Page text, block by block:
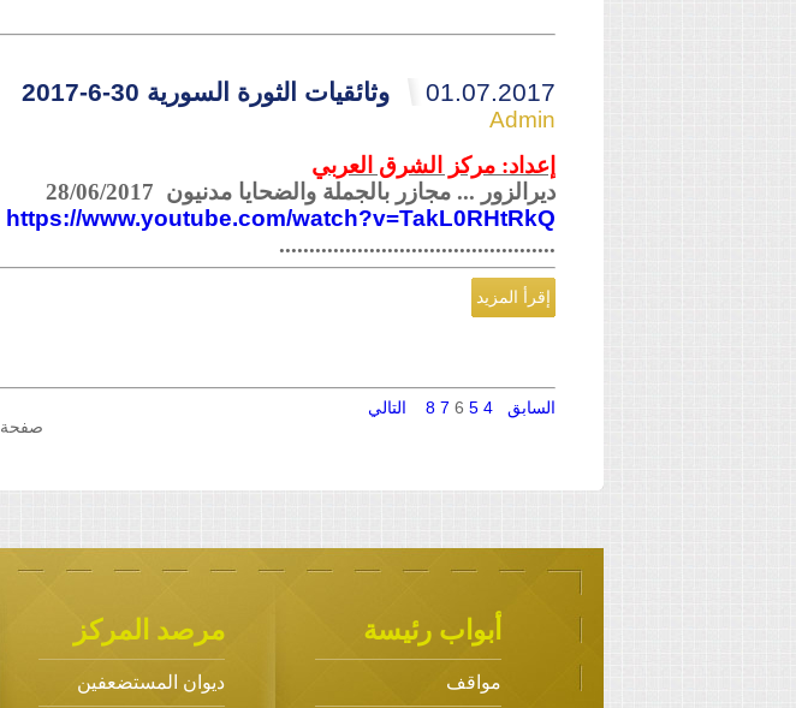
01.07.2017 وثائقيات الثورة السورية 30-6-2017
Admin
إعداد: مركز الشرق العربي
ديرالزور ... مجازر بالجملة والضحايا مدنيون 28/06/2017
https://www.youtube.com/watch?v=TakL0RHtRkQ
..............................................
إقرأ المزيد
السابق 4
5
6
7
8
التالي
صفحة 6 من 24
أبواب رئيسة
مواقف
مرصد المركز
ديوان المستضعفين